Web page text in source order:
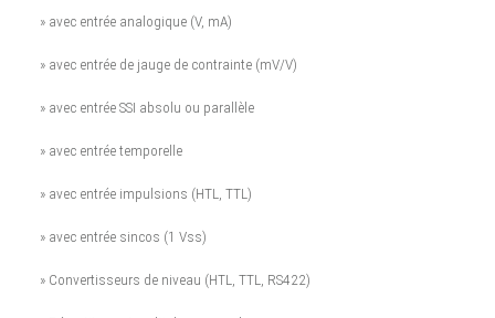
» avec entrée analogique (V, mA)
» avec entrée de jauge de contrainte (mV/V)
» avec entrée SSI absolu ou parallèle
» avec entrée temporelle
» avec entrée impulsions (HTL, TTL)
» avec entrée sincos (1 Vss)
» Convertisseurs de niveau (HTL, TTL, RS422)